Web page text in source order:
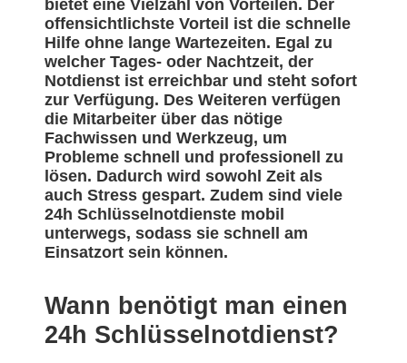
bietet eine Vielzahl von Vorteilen. Der
offensichtlichste Vorteil ist die schnelle
Hilfe ohne lange Wartezeiten. Egal zu
welcher Tages- oder Nachtzeit, der
Notdienst ist erreichbar und steht sofort
zur Verfügung. Des Weiteren verfügen
die Mitarbeiter über das nötige
Fachwissen und Werkzeug, um
Probleme schnell und professionell zu
lösen. Dadurch wird sowohl Zeit als
auch Stress gespart. Zudem sind viele
24h Schlüsselnotdienste mobil
unterwegs, sodass sie schnell am
Einsatzort sein können.
Wann benötigt man einen
24h Schlüsselnotdienst?